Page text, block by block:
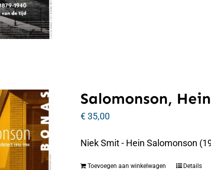
Salomonson, Hein
€35,00
Niek Smit - Hein Salomonson
Toevoegen aan winkelwagen Details